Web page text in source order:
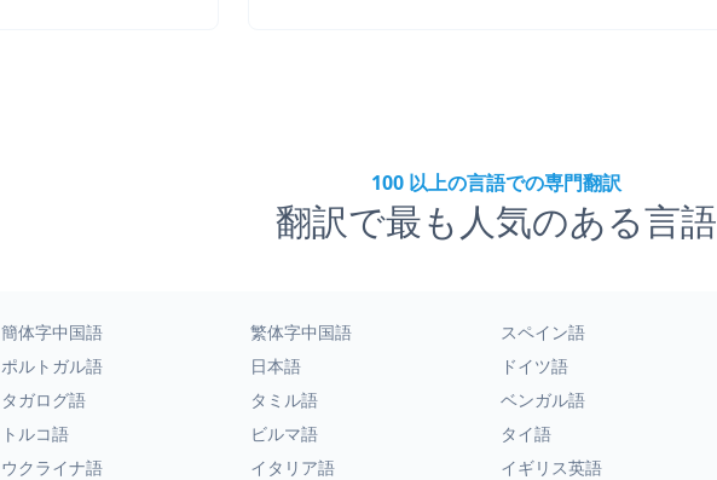
100 以上の言語での専門翻訳
翻訳で最も人気のある言語
簡体字中国語 繁体字中国語 スペイン語
ポルトガル語 日本語 ドイツ語
タガログ語 タミル語 ベンガル語
トルコ語 ビルマ語 タイ語
ウクライナ語 イタリア語 イギリス英語